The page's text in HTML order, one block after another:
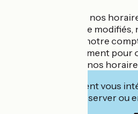
Veuillez noter que nos
susceptibles d'être
donc à consulter notre
contacter directement
plus récentes sur nos
Cet établissement vous
leur site pour réserver ou